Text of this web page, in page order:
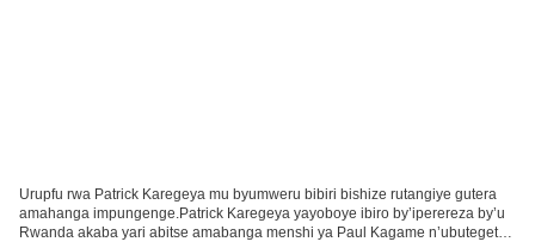
Urupfu rwa Patrick Karegeya mu byumweru bibiri bishize rutangiye gutera
amahanga impungenge.Patrick Karegeya yayoboye ibiro by’iperereza by’u
Rwanda akaba yari abitse amabanga menshi ya Paul Kagame n’ubutegetsi